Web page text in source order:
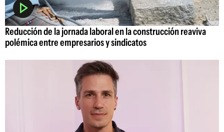
Reducción de la jornada laboral en la construcción reaviva
polémica entre empresarios y sindicatos